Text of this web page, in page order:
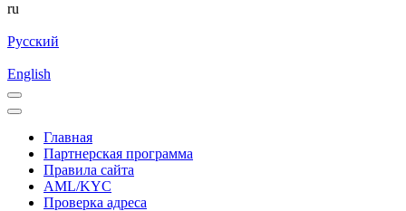
ru
Русский
English
Главная
Партнерская программа
Правила сайта
AML/KYC
Проверка адреса